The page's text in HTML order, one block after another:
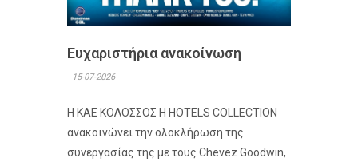
Ευχαριστήρια ανακοίνωση
15-07-2026
Η ΚΑΕ ΚΟΛΟΣΣΟΣ H HOTELS COLLECTION
ανακοινώνει την ολοκλήρωση της
συνεργασίας της με τους Chevez Goodwin,